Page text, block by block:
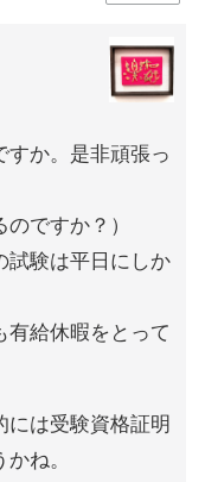
すか。是非頑張っ
ですか？）
試験は平日にしか
有給休暇をとって
には受験資格証明
ね。